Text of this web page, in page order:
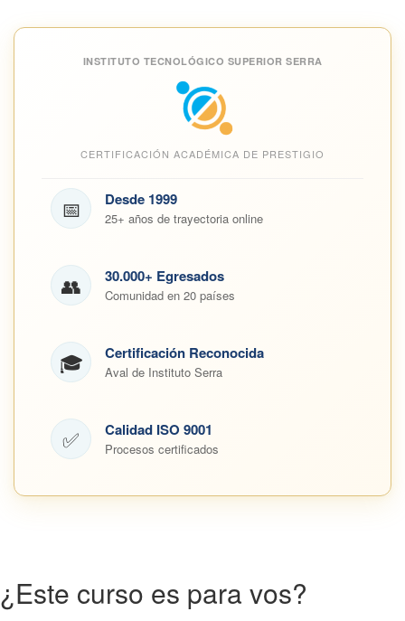
INSTITUTO TECNOLÓGICO SUPERIOR SERRA
CERTIFICACIÓN ACADÉMICA DE PRESTIGIO
📅 Desde 1999
25+ años de trayectoria online
👥 30.000+ Egresados
Comunidad en 20 países
🎓 Certificación Reconocida
Aval de Instituto Serra
✅ Calidad ISO 9001
Procesos certificados
¿Este curso es para vos?